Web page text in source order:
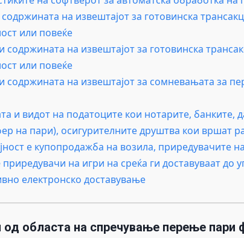
на извештајот за готовинска
или повеќе
на извештајот за готовинска
или повеќе
содржината на извештајот за сомневањата за
и видот на податоците кои нотарите, банките,
на пари), осигурителните друштва кои вршат
е купопродажба на возила, приредувачите
на игри на среќа ги доставуваат до
електронско доставување
областа на спречување перење пари